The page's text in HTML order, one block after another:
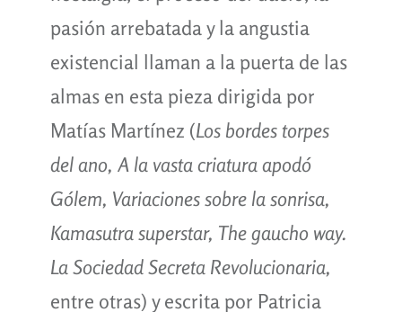
pasión arrebatada y la angustia
existencial llaman a la puerta de las
almas en esta pieza dirigida por
Matías Martínez (Los bordes torpes
del ano, A la vasta criatura apodó
Gólem, Variaciones sobre la sonrisa,
Kamasutra superstar, The gaucho way.
La Sociedad Secreta Revolucionaria,
entre otras) y escrita por Patricia